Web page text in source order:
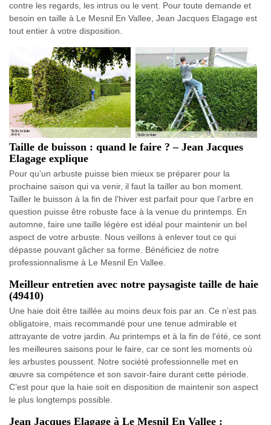
contre les regards, les intrus ou le vent. Pour toute demande et
besoin en taille à Le Mesnil En Vallee, Jean Jacques Elagage est
tout entier à votre disposition.
Taille de buisson : quand le faire ? – Jean Jacques
Elagage explique
Pour qu’un arbuste puisse bien mieux se préparer pour la
prochaine saison qui va venir, il faut la tailler au bon moment.
Tailler le buisson à la fin de l'hiver est parfait pour que l’arbre en
question puisse être robuste face à la venue du printemps. En
automne, faire une taille légère est idéal pour maintenir un bel
aspect de votre arbuste. Nous veillons à enlever tout ce qui
dépasse pouvant gâcher sa forme. Bénéficiez de notre
professionnalisme à Le Mesnil En Vallee.
Meilleur entretien avec notre paysagiste taille de haie
(49410)
Une haie doit être taillée au moins deux fois par an. Ce n’est pas
obligatoire, mais recommandé pour une tenue admirable et
attrayante de votre jardin. Au printemps et à la fin de l'été, ce sont
les meilleures saisons pour le faire, car ce sont les moments où
les arbustes poussent. Notre société professionnelle met en
œuvre sa compétence et son savoir-faire durant cette période.
C’est pour que la haie soit en disposition de maintenir son aspect
le plus longtemps possible.
Jean Jacques Elagage à Le Mesnil En Vallee :